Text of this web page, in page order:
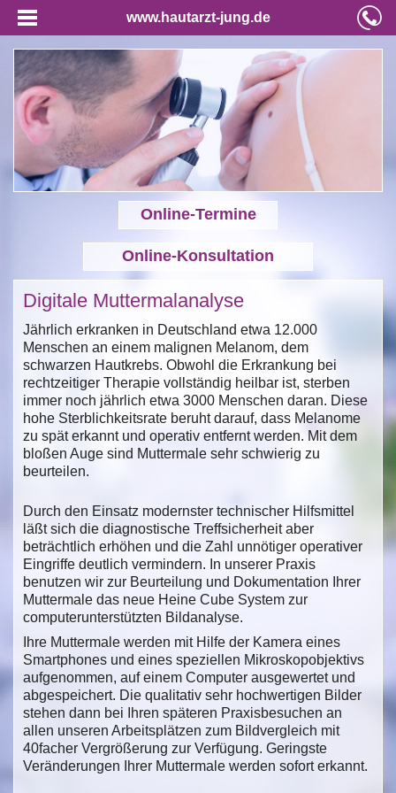
www.hautarzt-jung.de
Online-Termine
Online-Konsultation
Digitale Muttermalanalyse
Jährlich erkranken in Deutschland etwa 12.000
Menschen an einem malignen Melanom, dem
schwarzen Hautkrebs. Obwohl die Erkrankung bei
rechtzeitiger Therapie vollständig heilbar ist, sterben
immer noch jährlich etwa 3000 Menschen daran. Diese
hohe Sterblichkeitsrate beruht darauf, dass Melanome
zu spät erkannt und operativ entfernt werden. Mit dem
bloßen Auge sind Muttermale sehr schwierig zu
beurteilen.
Durch den Einsatz modernster technischer Hilfsmittel
läßt sich die diagnostische Treffsicherheit aber
beträchtlich erhöhen und die Zahl unnötiger operativer
Eingriffe deutlich vermindern. In unserer Praxis
benutzen wir zur Beurteilung und Dokumentation Ihrer
Muttermale das neue Heine Cube System zur
computerunterstützten Bildanalyse.
Ihre Muttermale werden mit Hilfe der Kamera eines
Smartphones und eines speziellen Mikroskopobjektivs
aufgenommen, auf einem Computer ausgewertet und
abgespeichert. Die qualitativ sehr hochwertigen Bilder
stehen dann bei Ihren späteren Praxisbesuchen an
allen unseren Arbeitsplätzen zum Bildvergleich mit
40facher Vergrößerung zur Verfügung. Geringste
Veränderungen Ihrer Muttermale werden sofort erkannt.